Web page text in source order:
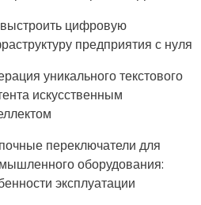
цифровую
предприятия с нуля
уникального текстового
искусственным
переключатели для
оборудования:
эксплуатации